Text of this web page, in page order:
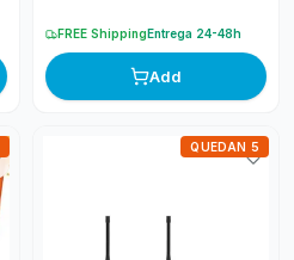
FREE Shipping Entrega 24-48h
Add
QUEDAN 5